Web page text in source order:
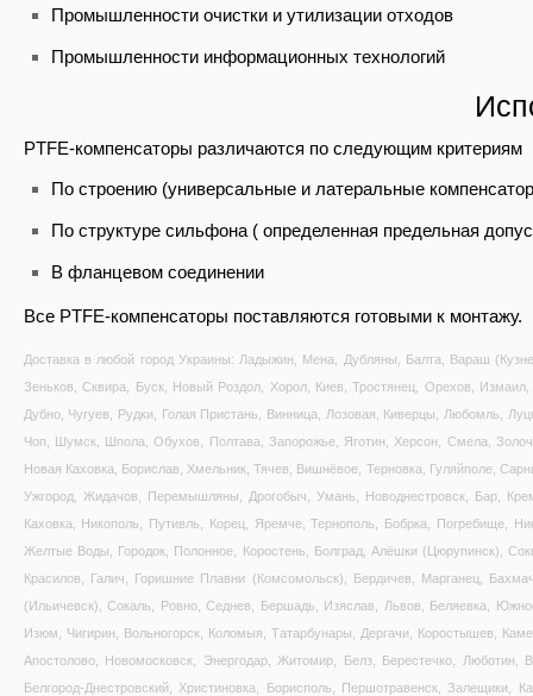
Промышленности очистки и утилизации отходов
Промышленности информационных технологий
PTFE-компенсаторы различаются по следующим критериям
По строению (универсальные и латеральные
По структуре сильфона ( определенная предельная
В фланцевом соединении
Все PTFE-компенсаторы поставляются готовыми к монтажу.
Доставка в любой город Украины: Ладыжин, Мена, Дубляны, Балта, Вараш
Зеньков, Сквира, Буск, Новый Роздол, Хорол, Киев, Тростянец, Орехов,
Дубно, Чугуев, Рудки, Голая Пристань, Винница, Лозовая, Киверцы, Любомль,
Чоп, Шумск, Шпола, Обухов, Полтава, Запорожье, Яготин, Херсон, Смела,
Новая Каховка, Борислав, Хмельник, Тячев, Вишнёвое, Терновка, Гуляйполе,
Ужгород, Жидачов, Перемышляны, Дрогобыч, Умань, Новоднестровск, Бар,
Каховка, Никополь, Путивль, Корец, Яремче, Тернополь, Бобрка, Погребище,
Желтые Воды, Городок, Полонное, Коростень, Болград, Алёшки (Цюрупинск),
Красилов, Галич, Горишние Плавни (Комсомольск), Бердичев, Марганец,
(Ильичевск), Сокаль, Ровно, Седнев, Бершадь, Изяслав, Львов, Беляевка,
Изюм, Чигирин, Вольногорск, Коломыя, Татарбунары, Дергачи, Коростышев,
Апостолово, Новомосковск, Энергодар, Житомир, Белз, Берестечко,
Белгород-Днестровский, Христиновка, Борисполь, Першотравенск, Залещики,